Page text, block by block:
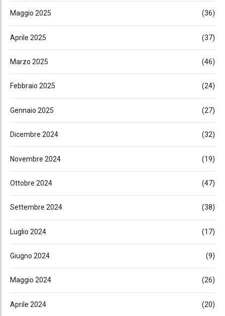
Maggio 2025 (36)
Aprile 2025 (37)
Marzo 2025 (46)
Febbraio 2025 (24)
Gennaio 2025 (27)
Dicembre 2024 (32)
Novembre 2024 (19)
Ottobre 2024 (47)
Settembre 2024 (38)
Luglio 2024 (17)
Giugno 2024 (9)
Maggio 2024 (26)
Aprile 2024 (20)